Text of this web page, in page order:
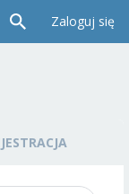
Zaloguj się